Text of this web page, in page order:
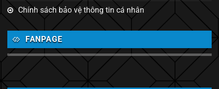
Chính sách bảo vệ thông tin cá nhân
FANPAGE